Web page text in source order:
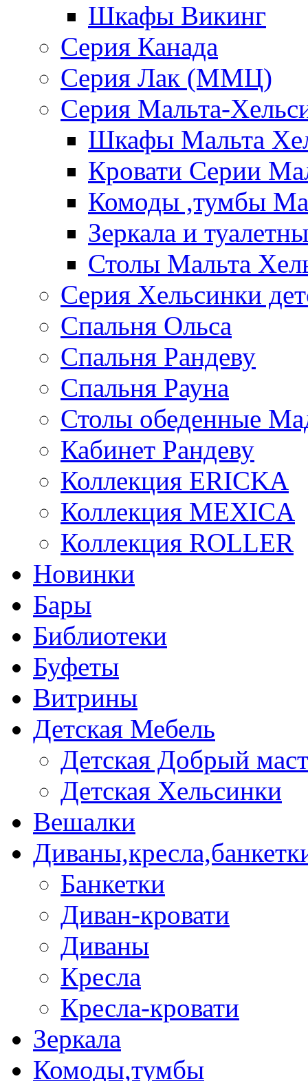
Шкафы Викинг
Серия Канада
Серия Лак (ММЦ)
Серия Мальта-
Шкафы Мальта
Кровати Серии
Комоды ,тумбы
Зеркала и
Столы Мальта
Серия Хельсинки
Спальня Ольса
Спальня Рандеву
Спальня Рауна
Столы обеденные
Кабинет Рандеву
Коллекция ERICKA
Коллекция MEXICA
Коллекция ROLLER
Новинки
Бары
Библиотеки
Буфеты
Витрины
Детская Мебель
Детская Добрый
Детская Хельсинки
Вешалки
Банкетки
Диван-кровати
Диваны
Кресла
Кресла-кровати
Зеркала
Комоды,тумбы